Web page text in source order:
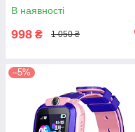
В наявності
998 ₴ 1 050 ₴
–5%